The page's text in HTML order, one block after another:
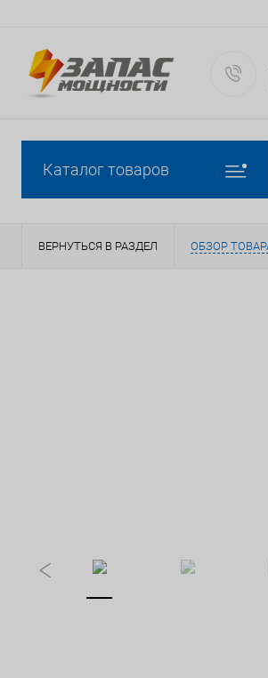
Каталог товаров
ВЕРНУТЬСЯ В РАЗДЕЛ ОБЗОР